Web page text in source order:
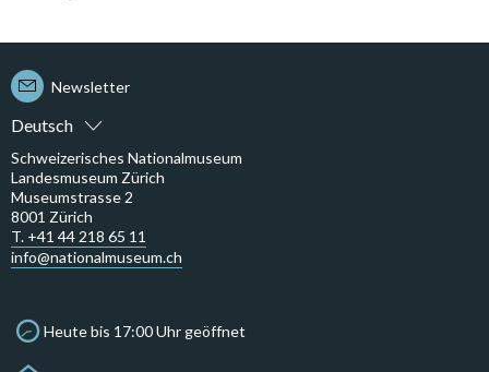
Deutsch
Newsletter
Schweizerisches Nationalmuseum
Landesmuseum Zürich
Museumstrasse 2
8001 Zürich
T. +41 44 218 65 11
info@nationalmuseum.ch
Heute bis 17:00 Uhr geöffnet